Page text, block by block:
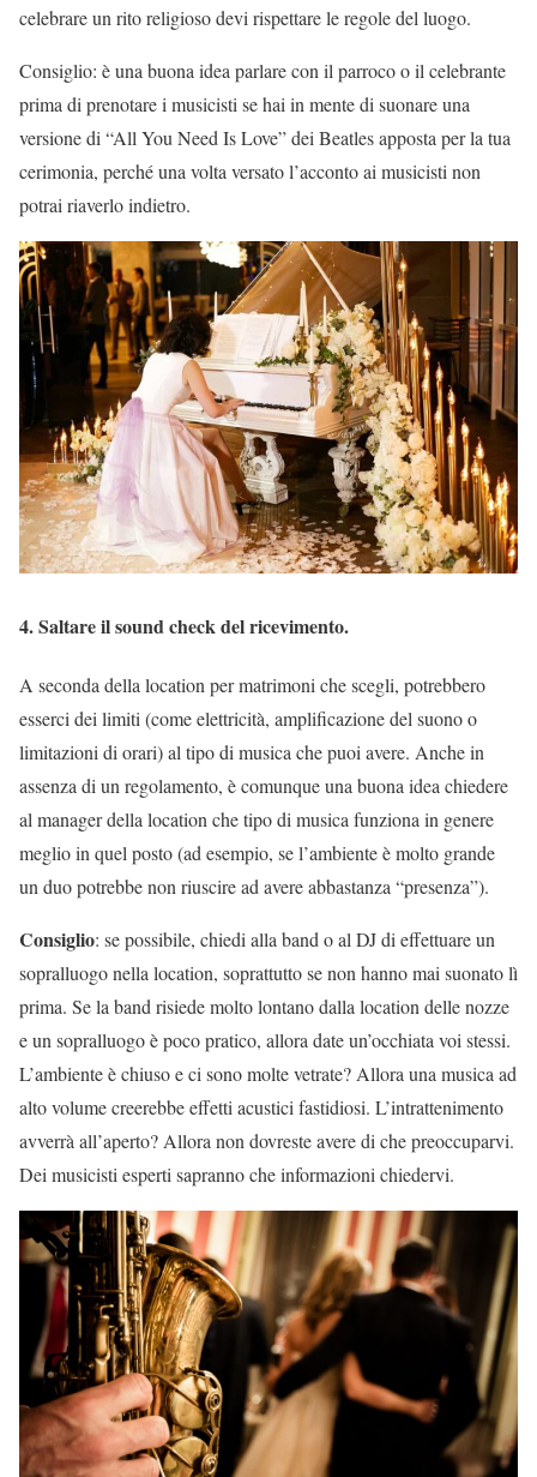
celebrare un rito religioso devi rispettare le regole del luogo.
Consiglio: è una buona idea parlare con il parroco o il celebrante
prima di prenotare i musicisti se hai in mente di suonare una
versione di “All You Need Is Love” dei Beatles apposta per la tua
cerimonia, perché una volta versato l’acconto ai musicisti non
potrai riaverlo indietro.
4. Saltare il sound check del ricevimento.
A seconda della location per matrimoni che scegli, potrebbero
esserci dei limiti (come elettricità, amplificazione del suono o
limitazioni di orari) al tipo di musica che puoi avere. Anche in
assenza di un regolamento, è comunque una buona idea chiedere
al manager della location che tipo di musica funziona in genere
meglio in quel posto (ad esempio, se l’ambiente è molto grande
un duo potrebbe non riuscire ad avere abbastanza “presenza”).
Consiglio: se possibile, chiedi alla band o al DJ di effettuare un
sopralluogo nella location, soprattutto se non hanno mai suonato lì
prima. Se la band risiede molto lontano dalla location delle nozze
e un sopralluogo è poco pratico, allora date un’occhiata voi stessi.
L’ambiente è chiuso e ci sono molte vetrate? Allora una musica ad
alto volume creerebbe effetti acustici fastidiosi. L’intrattenimento
avverrà all’aperto? Allora non dovreste avere di che preoccuparvi.
Dei musicisti esperti sapranno che informazioni chiedervi.